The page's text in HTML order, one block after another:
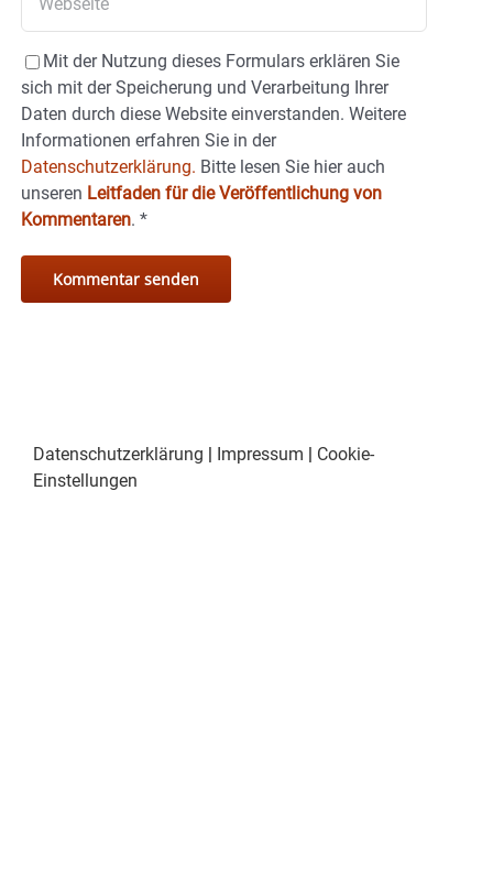
Mit der Nutzung dieses Formulars erklären Sie
sich mit der Speicherung und Verarbeitung Ihrer
Daten durch diese Website einverstanden. Weitere
Informationen erfahren Sie in der
Datenschutzerklärung. Bitte lesen Sie hier auch
unseren Leitfaden für die Veröffentlichung von
Kommentaren. *
Datenschutzerklärung | Impressum | Cookie-
Einstellungen